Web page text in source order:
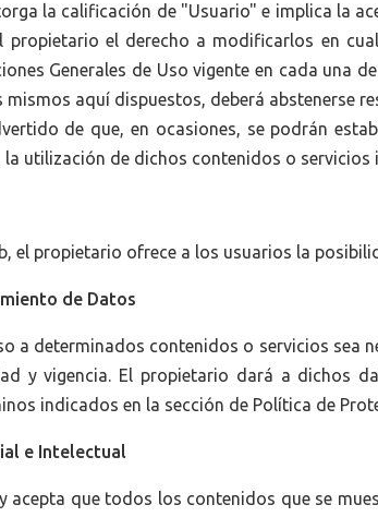
la calificación de "Usuario" e implica la
propietario el derecho a modificarlos en
Generales de Uso vigente en cada una
aquí dispuestos, deberá abstenerse
de que, en ocasiones, se podrán
la utilización de dichos contenidos o
el propietario ofrece a los usuarios la
de Datos
a determinados contenidos o servicios
y vigencia. El propietario dará a dichos
indicados en la sección de Política de
e Intelectual
acepta que todos los contenidos que se